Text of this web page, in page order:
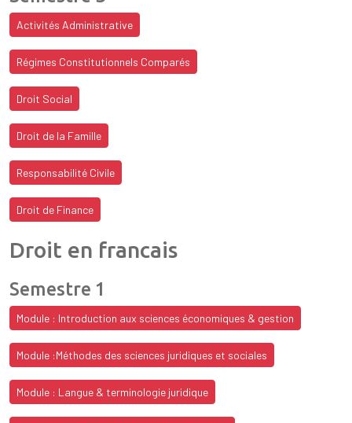
Activités Administrative
Régimes Constitutionnels Comparés
Droit Social
Droit de la Famille
Responsabilité Civile
Droit de Finance
Droit en francais
Semestre 1
Module : Introduction aux sciences économiques & gestion
Module :Méthodes des sciences juridiques et sociales
Module : Langue & terminologie juridique